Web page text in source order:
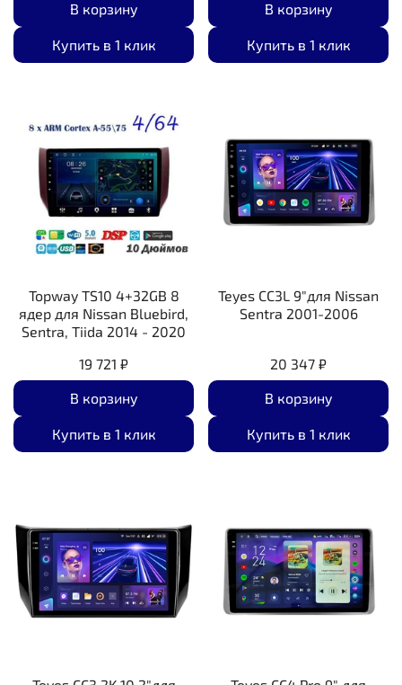
В корзину
Купить в 1 клик
В корзину
Купить в 1 клик
Topway TS10 4+32GB 8
ядер для Nissan Bluebird,
Sentra, Tiida 2014 - 2020
19 721 ₽
В корзину
Купить в 1 клик
Teyes CC3L 9"для Nissan
Sentra 2001-2006
20 347 ₽
В корзину
Купить в 1 клик